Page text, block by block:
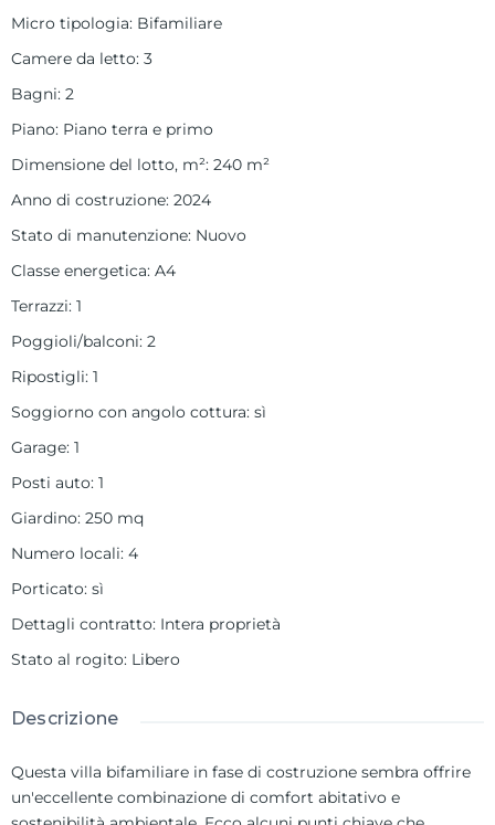
Micro tipologia: Bifamiliare
Camere da letto: 3
Bagni: 2
Piano: Piano terra e primo
Dimensione del lotto, m²: 240 m²
Anno di costruzione: 2024
Stato di manutenzione: Nuovo
Classe energetica: A4
Terrazzi: 1
Poggioli/balconi: 2
Ripostigli: 1
Soggiorno con angolo cottura: sì
Garage: 1
Posti auto: 1
Giardino: 250 mq
Numero locali: 4
Porticato: sì
Dettagli contratto: Intera proprietà
Stato al rogito: Libero
Descrizione
Questa villa bifamiliare in fase di costruzione sembra offrire
un'eccellente combinazione di comfort abitativo e